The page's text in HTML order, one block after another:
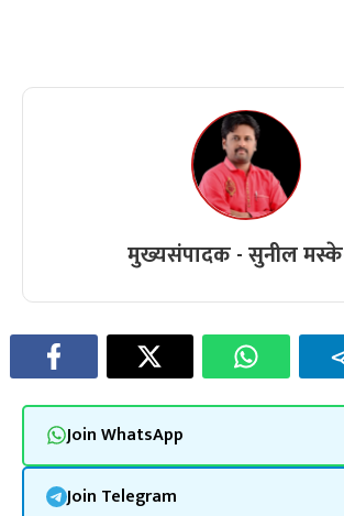
मुख्यसंपादक - सुनील मस्के
Join WhatsApp
Join Telegram